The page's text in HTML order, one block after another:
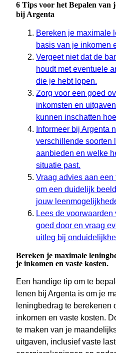
6 Tips voor het Bepalen van
bij Argenta
Bereken je maximale
basis van je inkomen
Vergeet niet dat de
houdt met eventuele
die je hebt lopen.
Zorg voor een goed
inkomsten en
kunnen inschatten
Informeer bij Argenta
verschillende soorten
aanbieden en welke
situatie past.
Vraag advies aan
om een duidelijk
jouw
Lees de voorwaarden
goed door en vraag
uitleg bij
Bereken je maximale
je inkomen en vaste kosten.
Een handige tip om te
lenen bij Argenta is om je
leningbedrag te berekenen
inkomen en vaste kosten.
te maken van je
uitgaven, inclusief vaste